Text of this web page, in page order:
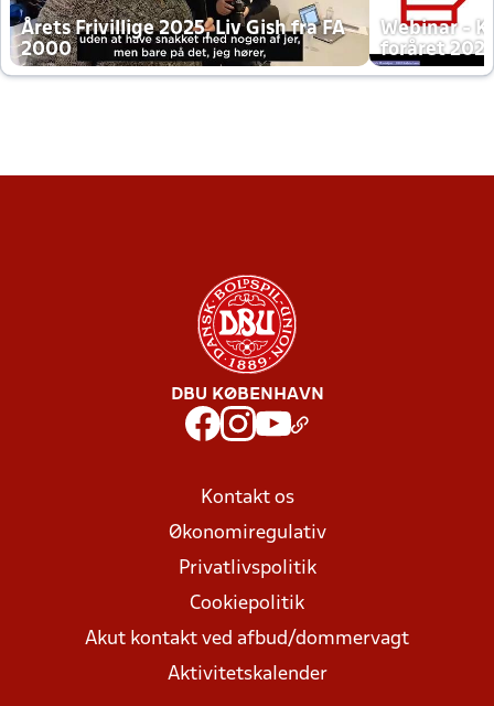
Årets Frivillige 2025, Liv Gish fra FA
2000
Webinar -
foråret
DBU KØBENHAVN
Kontakt os
Økonomiregulativ
Privatlivspolitik
Cookiepolitik
Akut kontakt ved afbud/dommervagt
Aktivitetskalender